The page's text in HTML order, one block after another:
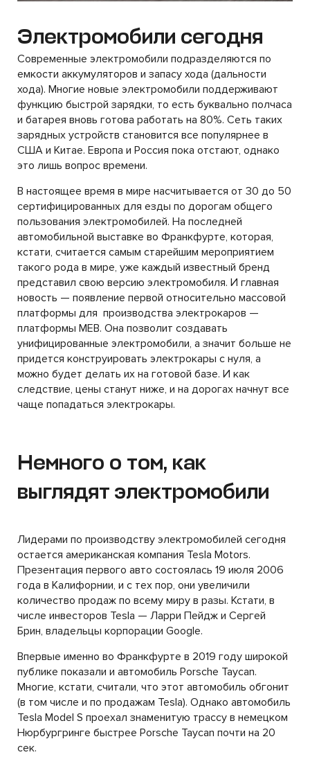
Электромобили сегодня
Современные электромобили подразделяются по
емкости аккумуляторов и запасу хода (дальности
хода). Многие новые электромобили поддерживают
функцию быстрой зарядки, то есть буквально полчаса
и батарея вновь готова работать на 80%. Сеть таких
зарядных устройств становится все популярнее в
США и Китае. Европа и Россия пока отстают, однако
это лишь вопрос времени.
В настоящее время в мире насчитывается от 30 до 50
сертифицированных для езды по дорогам общего
пользования электромобилей. На последней
автомобильной выставке во Франкфурте, которая,
кстати, считается самым старейшим мероприятием
такого рода в мире, уже каждый известный бренд
представил свою версию электромобиля. И главная
новость — появление первой относительно массовой
платформы для производства электрокаров —
платформы MEB. Она позволит создавать
унифицированные электромобили, а значит больше не
придется конструировать электрокары с нуля, а
можно будет делать их на готовой базе. И как
следствие, цены станут ниже, и на дорогах начнут все
чаще попадаться электрокары.
Немного о том, как
выглядят электромобили
Лидерами по производству электромобилей сегодня
остается американская компания Tesla Motors.
Презентация первого авто состоялась 19 июля 2006
года в Калифорнии, и с тех пор, они увеличили
количество продаж по всему миру в разы. Кстати, в
числе инвесторов Tesla — Ларри Пейдж и Сергей
Брин, владельцы корпорации Google.
Впервые именно во Франкфурте в 2019 году широкой
публике показали и автомобиль Porsche Taycan.
Многие, кстати, считали, что этот автомобиль обгонит
(в том числе и по продажам Tesla). Однако автомобиль
Tesla Model S проехал знаменитую трассу в немецком
Нюрбургринге быстрее Porsche Taycan почти на 20
сек.